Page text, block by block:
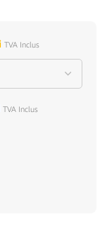
TVA Inclus
TVA Inclus